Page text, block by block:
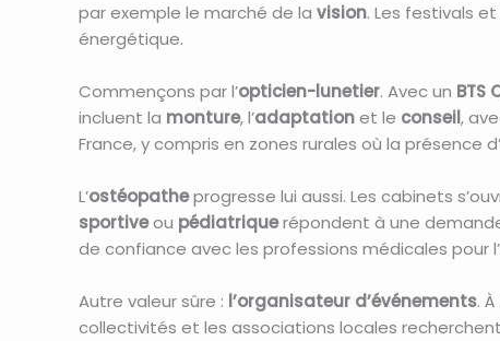
par exemple le marché de la vision. Les festivals
énergétique.
Commençons par l’opticien-lunetier. Avec un BTS
incluent la monture, l’adaptationet le conseil,
France, y compris en zones rurales où la présence
L’ostéopatheprogresse lui aussi. Les cabinets
sportiveou pédiatriquerépondent à une
de confiance avec les professions médicales pour
Autre valeur sûre : l’organisateur d’événements.
collectivités et les associations locales